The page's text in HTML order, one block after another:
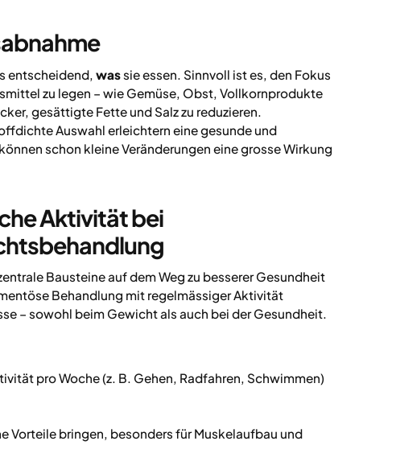
entscheidend, wassie essen. Sinnvoll ist es, den Fokus
zu legen – wie Gemüse, Obst, Vollkornprodukte
gesättigte Fette und Salz zu reduzieren.
Auswahl erleichtern eine gesunde und
schon kleine Veränderungen eine grosse Wirkung
Aktivität bei
Bausteine auf dem Weg zu besserer Gesundheit
Behandlung mit regelmässiger Aktivität
– sowohl beim Gewicht als auch bei der Gesundheit.
pro Woche (z. B. Gehen, Radfahren, Schwimmen)
Vorteile bringen, besonders für Muskelaufbau und